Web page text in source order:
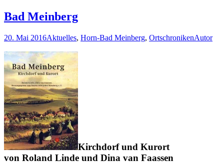
Bad Meinberg
20. Mai 2016Aktuelles, Horn-Bad Meinberg, OrtschronikenAutor
Kirchdorf und Kurort
von Roland Linde und Dina van Faassen